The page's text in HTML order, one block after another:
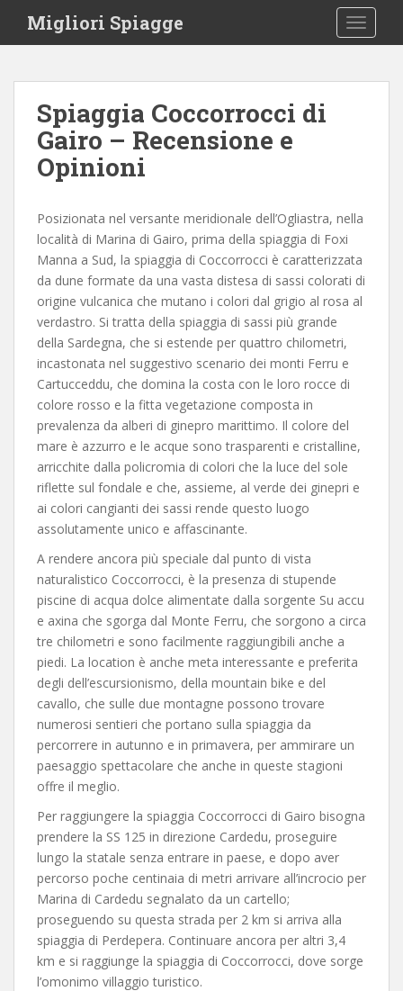
i
Migliori Spiagge
Spiaggia Coccorrocci di
Gairo – Recensione e
Opinioni
Posizionata nel versante meridionale dell’Ogliastra, nella
località di Marina di Gairo, prima della spiaggia di Foxi
Manna a Sud, la spiaggia di Coccorrocci è caratterizzata
da dune formate da una vasta distesa di sassi colorati di
origine vulcanica che mutano i colori dal grigio al rosa al
verdastro. Si tratta della spiaggia di sassi più grande
della Sardegna, che si estende per quattro chilometri,
incastonata nel suggestivo scenario dei monti Ferru e
Cartucceddu, che domina la costa con le loro rocce di
colore rosso e la fitta vegetazione composta in
prevalenza da alberi di ginepro marittimo. Il colore del
mare è azzurro e le acque sono trasparenti e cristalline,
arricchite dalla policromia di colori che la luce del sole
riflette sul fondale e che, assieme, al verde dei ginepri e
ai colori cangianti dei sassi rende questo luogo
assolutamente unico e affascinante.
A rendere ancora più speciale dal punto di vista
naturalistico Coccorrocci, è la presenza di stupende
piscine di acqua dolce alimentate dalla sorgente Su accu
e axina che sgorga dal Monte Ferru, che sorgono a circa
tre chilometri e sono facilmente raggiungibili anche a
piedi. La location è anche meta interessante e preferita
degli dell’escursionismo, della mountain bike e del
cavallo, che sulle due montagne possono trovare
numerosi sentieri che portano sulla spiaggia da
percorrere in autunno e in primavera, per ammirare un
paesaggio spettacolare che anche in queste stagioni
offre il meglio.
Per raggiungere la spiaggia Coccorrocci di Gairo bisogna
prendere la SS 125 in direzione Cardedu, proseguire
lungo la statale senza entrare in paese, e dopo aver
percorso poche centinaia di metri arrivare all’incrocio per
Marina di Cardedu segnalato da un cartello;
proseguendo su questa strada per 2 km si arriva alla
spiaggia di Perdepera. Continuare ancora per altri 3,4
km e si raggiunge la spiaggia di Coccorrocci, dove sorge
l’omonimo villaggio turistico.